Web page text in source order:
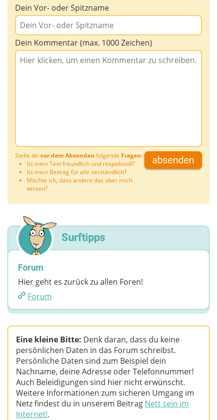
Dein Vor- oder Spitzname
Dein Kommentar (max. 1000 Zeichen)
Stelle dirvor dem Absenden folgende Fragen:
Ist mein Text freundlich und respektvoll?
Ist mein Beitrag für alle verständlich?
Möchte ich, dass andere das über mich
wissen?
absenden
Surftipps
Forum
Hier geht es zurück zu allen Foren!
Forum
Eine kleine Bitte: Denk daran, dass du keine
persönlichen Daten in das Forum schreibst.
Persönliche Daten sind zum Beispiel dein
Nachname, deine Adresse oder Telefonnummer!
Auch Beleidigungen sind hier nicht erwünscht.
Weitere Informationen zum sicheren Umgang im
Netz findest du in unserem Beitrag Nett sein im
Internet!.